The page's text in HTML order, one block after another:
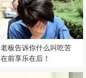
老板告诉你什么叫吃苦
在前享乐在后！